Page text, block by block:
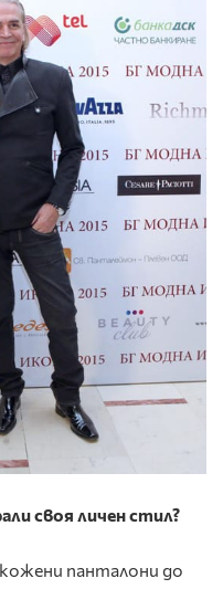
своя личен стил?
панталони до